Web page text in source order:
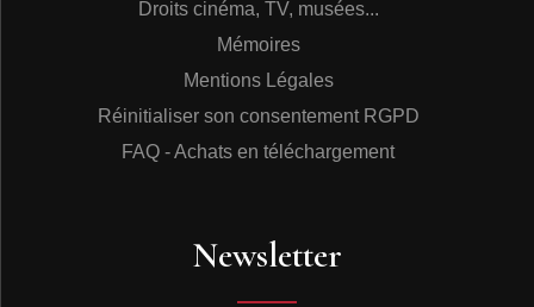
Droits cinéma, TV, musées...
Mémoires
Mentions Légales
Réinitialiser son consentement RGPD
FAQ - Achats en téléchargement
Newsletter